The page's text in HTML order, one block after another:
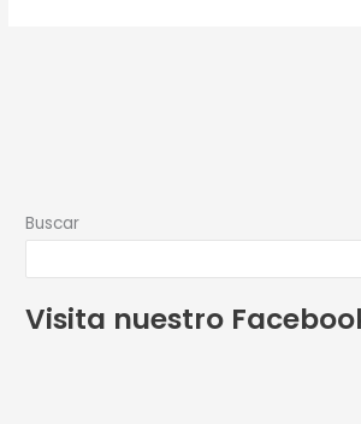
Buscar
Visita nuestro